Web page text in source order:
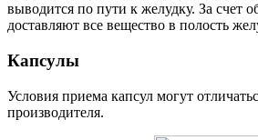
выводится по пути к желудку. За счет
доставляют все вещество в полость
Капсулы
Условия приема капсул могут
производителя.